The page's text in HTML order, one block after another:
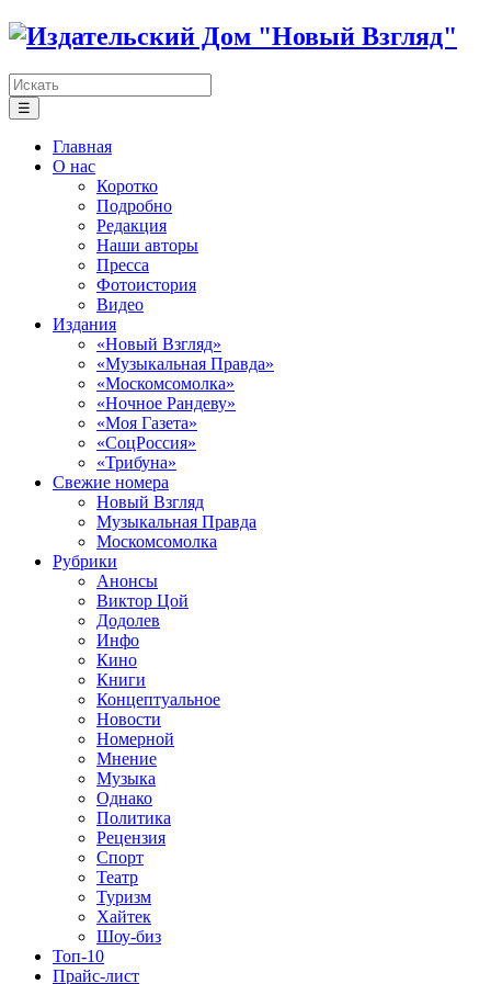
☰
Главная
О нас
Коротко
Подробно
Редакция
Наши авторы
Пресса
Фотоистория
Видео
Издания
«Новый Взгляд»
«Музыкальная Правда»
«Москомсомолка»
«Ночное Рандеву»
«Моя Газета»
«СоцРоссия»
«Трибуна»
Свежие номера
Новый Взгляд
Музыкальная Правда
Москомсомолка
Рубрики
Анонсы
Виктор Цой
Додолев
Инфо
Кино
Книги
Концептуальное
Новости
Номерной
Мнение
Музыка
Однако
Политика
Рецензия
Спорт
Театр
Туризм
Хайтек
Шоу-биз
Топ-10
Прайс-лист